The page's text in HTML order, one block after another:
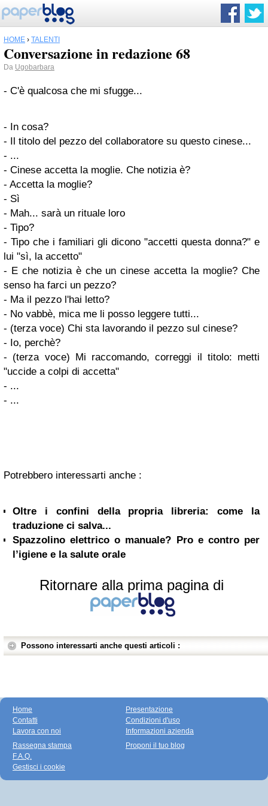
HOME › TALENTI
Conversazione in redazione 68
Da Ugobarbara
- C'è qualcosa che mi sfugge...
- In cosa?
- Il titolo del pezzo del collaboratore su questo cinese...
- ...
- Cinese accetta la moglie. Che notizia è?
- Accetta la moglie?
- Sì
- Mah... sarà un rituale loro
- Tipo?
- Tipo che i familiari gli dicono "accetti questa donna?" e
lui "sì, la accetto"
- E che notizia è che un cinese accetta la moglie? Che
senso ha farci un pezzo?
- Ma il pezzo l'hai letto?
- No vabbè, mica me li posso leggere tutti...
- (terza voce) Chi sta lavorando il pezzo sul cinese?
- Io, perchè?
- (terza voce) Mi raccomando, correggi il titolo: metti
"uccide a colpi di accetta"
- ...
- ...
Potrebbero interessarti anche :
Oltre i confini della propria libreria: come la
traduzione ci salva...
Spazzolino elettrico o manuale? Pro e contro per
l’igiene e la salute orale
Ritornare alla prima pagina di
Possono interessarti anche questi articoli :
Home
Contatti
Lavora con noi
Presentazione
Condizioni d'uso
Informazioni azienda
Rassegna stampa
F.A.Q.
Gestisci i cookie
Proponi il tuo blog